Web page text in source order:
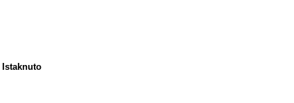
Istaknuto